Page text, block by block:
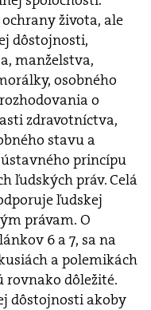
života, ale
dôstojnosti,
manželstva,
osobného
o
zdravotníctva,
stavu a
princípu
ľudských práv. Celá
ľudskej
právam. O
6 a 7, sa na
a polemikách
rovnako dôležité.
dôstojnosti akoby